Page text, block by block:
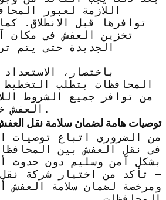
اللازمة لعبور
توافرها قبل الانطلاق.
تخزين العفش في مكان
الجديدة حتى يتم
باختصار،
المحافظات يتطلب
من توافر جميع الشروط
العفش خلال عملية النقل.
توصيات هامة لضمان سلامة نقل
من الضروري اتباع توصيات
في نقل العفش بين
بشكل آمن وسليم دون حدوث
– تأكد من اختيار شركة
ومرخصة لضمان سلامة العفش